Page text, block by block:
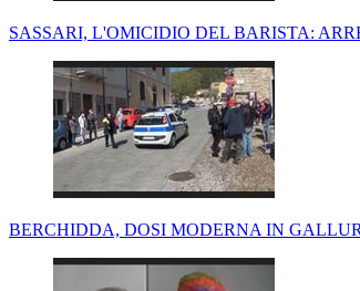
SASSARI, L'OMICIDIO DEL BARISTA:
BERCHIDDA, DOSI MODERNA IN